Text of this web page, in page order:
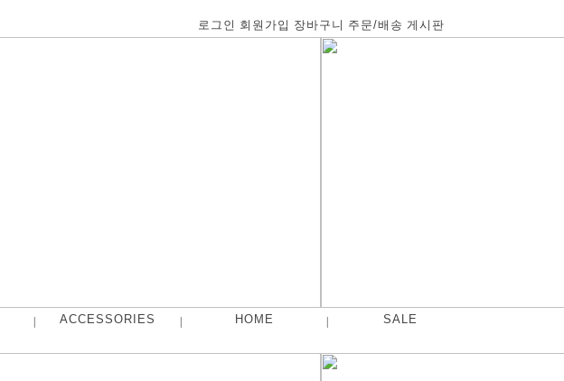
로그인 회원가입 장바구니 주문/배송 게시판
ACCESSORIES HOME SALE